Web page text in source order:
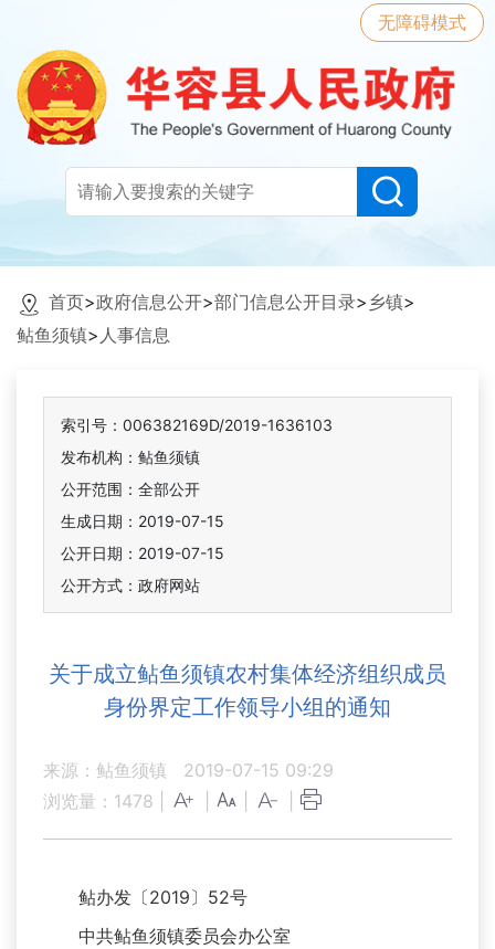
无障碍模式
首页>政府信息公开>部门信息公开目录> 乡镇>
鲇鱼须镇> 人事信息
索引号：006382169D/2019-1636103
发布机构：鲇鱼须镇
公开范围：全部公开
生成日期：2019-07-15
公开日期：2019-07-15
公开方式：政府网站
关于成立鲇鱼须镇农村集体经济组织成员
身份界定工作领导小组的通知
来源：鲇鱼须镇
2019-07-15 09:29
浏览量： 1478
鲇办发〔2019〕52号
中共鲇鱼须镇委员会办公室